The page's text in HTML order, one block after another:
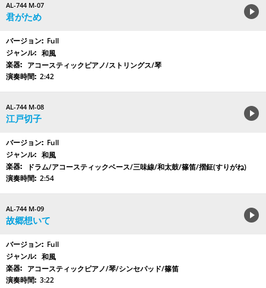
AL-744 M-07
君がため
Full
和風
アコースティックピアノ/ストリングス/琴
2:42
AL-744 M-08
江戸切子
Full
和風
ドラム/アコースティックベース/三味線/和太鼓/篠笛/摺鉦(すりがね)
2:54
AL-744 M-09
故郷想いて
Full
和風
アコースティックピアノ/琴/シンセパッド/篠笛
3:22